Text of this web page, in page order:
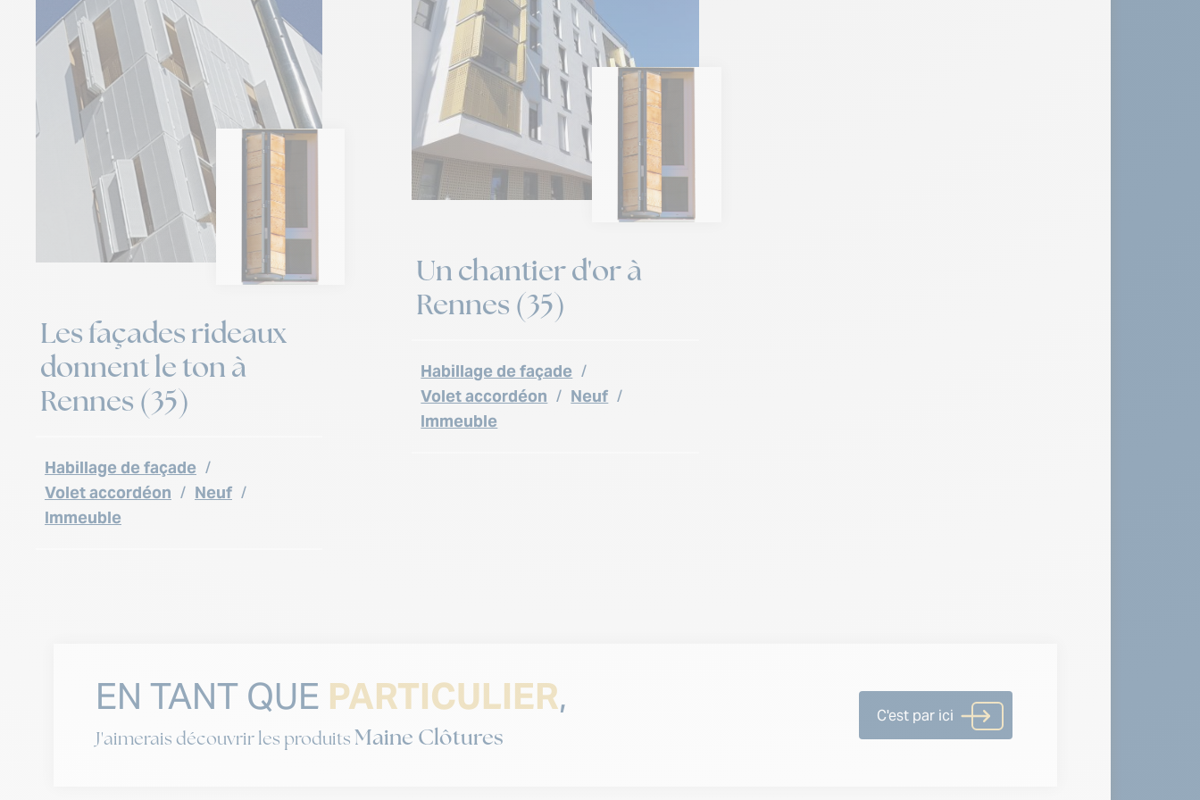
Les façades rideaux
donnent le ton à
Rennes (35)
Habillage de façade /
Volet accordéon / Neuf /
Immeuble
Un chantier d'or à
Rennes (35)
Habillage de façade /
Volet accordéon / Neuf /
Immeuble
EN TANT QUE PARTICULIER,
J'aimerais découvrir les produitsMaine Clôtures
C'est par ici